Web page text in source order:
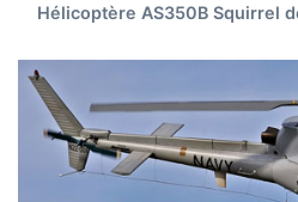
Hélicoptère AS350B Squirrel